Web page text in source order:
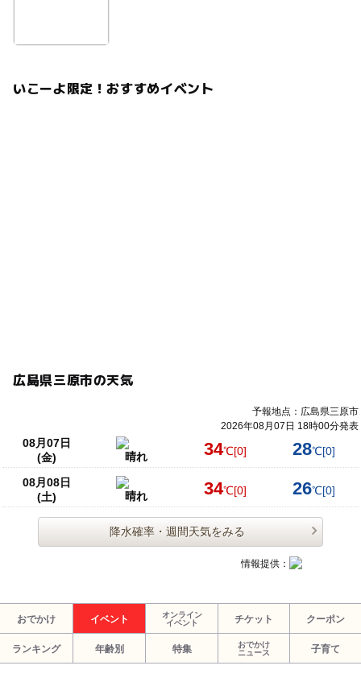
いこーよ限定！おすすめイベント
広島県三原市の天気
予報地点：広島県三原市
2026年08月07日 18時00分発表
08月07日
(金)
晴れ 34℃[0] 28℃[0]
08月08日
(土)
晴れ 34℃[0] 26℃[0]
降水確率・週間天気をみる
情報提供：
おでかけ イベント
オンライン
イベント
チケット クーポン
ランキング 年齢別 特集
おでかけ
ニュース
子育て